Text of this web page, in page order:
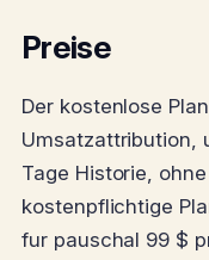
Preise
Der kostenlose
Umsatzattribution,
Tage Historie,
kostenpflichtige
fur pauschal 99 $